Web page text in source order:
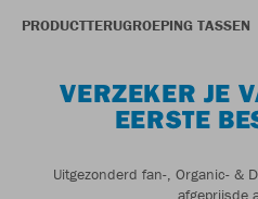
PRODUCTTERUGROEPING TASSEN
VERZEKER JE
EERSTE
Uitgezonderd fan-, Organic- &
afgeprijsde